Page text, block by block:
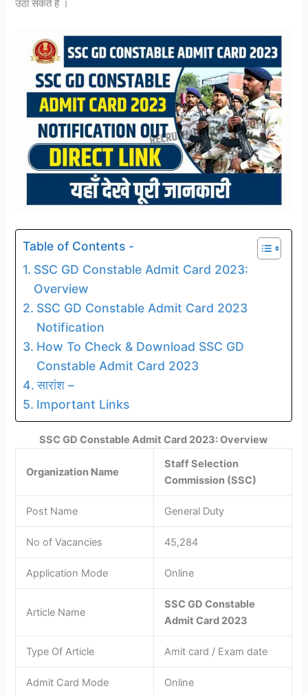
उठा सकते है ।
Table of Contents -
SSC GD Constable Admit Card 2023:
Overview
SSC GD Constable Admit Card 2023
Notification
How To Check & Download SSC GD
Constable Admit Card 2023
सारांश –
Important Links
SSC GD Constable Admit Card 2023: Overview
Organization Name
Staff Selection
Commission (SSC)
Post Name General Duty
No of Vacancies 45,284
Application Mode Online
Article Name
SSC GD Constable
Admit Card 2023
Type Of Article Amit card / Exam date
Admit Card Mode Online